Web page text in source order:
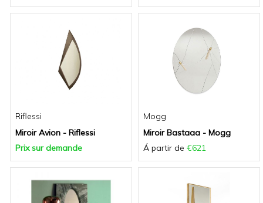
Riflessi
Miroir Avion - Riflessi
Prix sur demande
Mogg
Miroir Bastaaa - Mogg
Á partir de €621